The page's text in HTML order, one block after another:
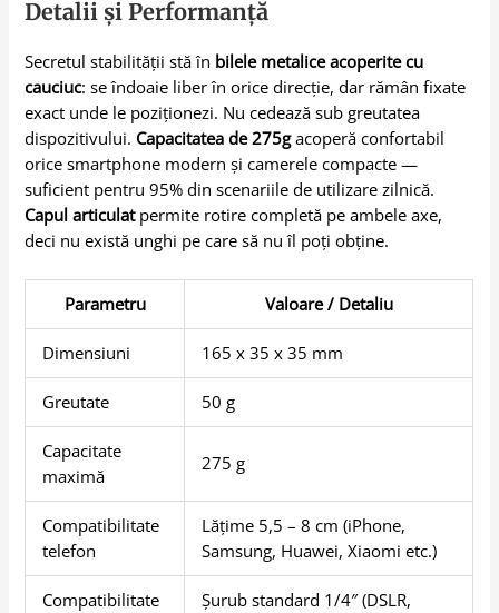
Detalii și Performanță
Secretul stabilității stă în bilele metalice acoperite cu
cauciuc: se îndoaie liber în orice direcție, dar rămân fixate
exact unde le poziționezi. Nu cedează sub greutatea
dispozitivului. Capacitatea de 275gacoperă confortabil
orice smartphone modern și camerele compacte —
suficient pentru 95% din scenariile de utilizare zilnică.
Capul articulatpermite rotire completă pe ambele axe,
deci nu există unghi pe care să nu îl poți obține.
Parametru Valoare / Detaliu
Dimensiuni 165 x 35 x 35 mm
Greutate 50 g
Capacitate
maximă
275 g
Compatibilitate
telefon
Lățime 5,5 – 8 cm (iPhone,
Samsung, Huawei, Xiaomi etc.)
Compatibilitate
Șurub standard 1/4″ (DSLR,